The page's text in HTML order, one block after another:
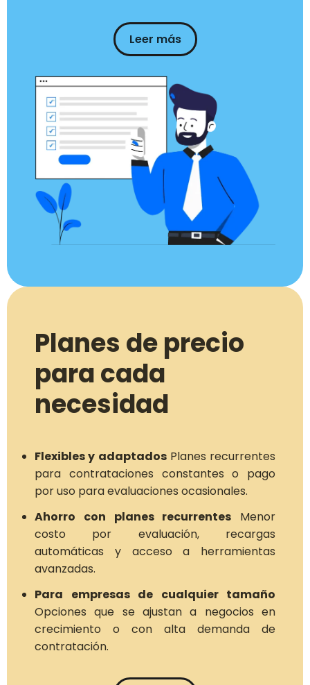
Leer más
Planes de precio
para cada
necesidad
Flexibles y adaptadosPlanes recurrentes
para contrataciones constantes o pago
por uso para evaluaciones ocasionales.
Ahorro con planes recurrentes Menor
costo por evaluación, recargas
automáticas y acceso a herramientas
avanzadas.
Para empresas de cualquier tamaño
Opciones que se ajustan a negocios en
crecimiento o con alta demanda de
contratación.